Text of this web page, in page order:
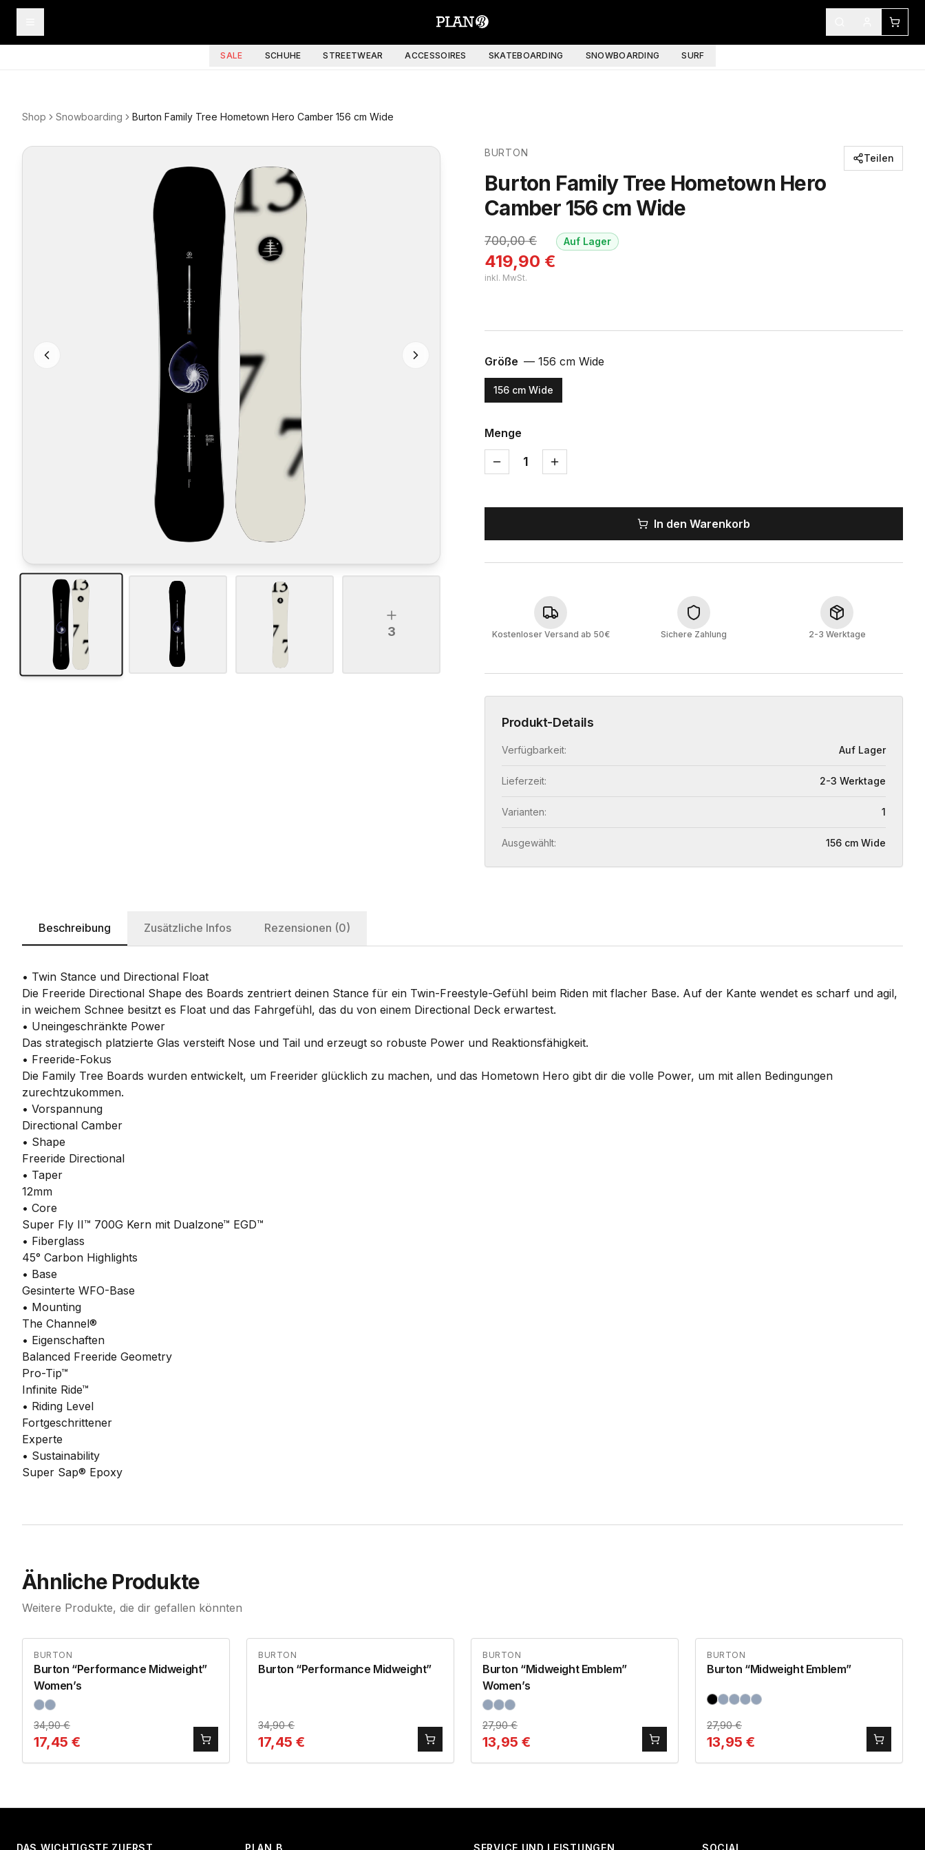
SALE SCHUHE STREETWEAR ACCESSOIRES SKATEBOARDING SNOWBOARDING SURF
Shop Snowboarding Burton Family Tree Hometown Hero Camber 156 cm Wide
3
BURTON
Burton Family Tree Hometown Hero
Camber 156 cm Wide
700,00€
419,90 €
inkl. MwSt.
Auf Lager
Teilen
Größe — 156 cm Wide
156 cm Wide
Menge
1
In den Warenkorb
Kostenloser Versand ab 50€ Sichere Zahlung 2-3 Werktage
Produkt-Details
Verfügbarkeit: Auf Lager
Lieferzeit: 2-3 Werktage
Varianten: 1
Ausgewählt: 156 cm Wide
Beschreibung Zusätzliche Infos Rezensionen (0)
• Twin Stance und Directional Float
Die Freeride Directional Shape des Boards zentriert deinen Stance für ein Twin-Freestyle-Gefühl beim Riden mit flacher Base. Auf der Kante wendet es scharf und agil,
in weichem Schnee besitzt es Float und das Fahrgefühl, das du von einem Directional Deck erwartest.
• Uneingeschränkte Power
Das strategisch platzierte Glas versteift Nose und Tail und erzeugt so robuste Power und Reaktionsfähigkeit.
• Freeride-Fokus
Die Family Tree Boards wurden entwickelt, um Freerider glücklich zu machen, und das Hometown Hero gibt dir die volle Power, um mit allen Bedingungen
zurechtzukommen.
• Vorspannung
Directional Camber
• Shape
Freeride Directional
• Taper
12mm
• Core
Super Fly II™ 700G Kern mit Dualzone™ EGD™
• Fiberglass
45° Carbon Highlights
• Base
Gesinterte WFO-Base
• Mounting
The Channel®
• Eigenschaften
Balanced Freeride Geometry
Pro-Tip™
Infinite Ride™
• Riding Level
Fortgeschrittener
Experte
• Sustainability
Super Sap® Epoxy
Ähnliche Produkte
Weitere Produkte, die dir gefallen könnten
BURTON
Burton “Performance Midweight”
Women’s
34,90€
17,45 €
BURTON
Burton “Performance Midweight”
34,90€
17,45 €
BURTON
Burton “Midweight Emblem”
Women’s
27,90€
13,95 €
BURTON
Burton “Midweight Emblem”
27,90€
13,95 €
DAS WICHTIGSTE ZUERST PLAN B SERVICE UND LEISTUNGEN SOCIAL